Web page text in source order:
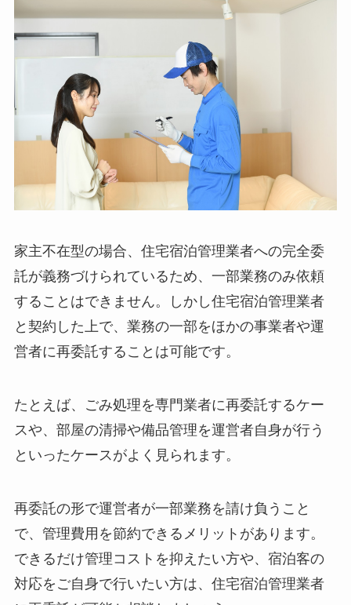
家主不在型の場合、住宅宿泊管理業者への完全委
託が義務づけられているため、一部業務のみ依頼
することはできません。しかし住宅宿泊管理業者
と契約した上で、業務の一部をほかの事業者や運
営者に再委託することは可能です。
たとえば、ごみ処理を専門業者に再委託するケー
スや、部屋の清掃や備品管理を運営者自身が行う
といったケースがよく見られます。
再委託の形で運営者が一部業務を請け負うこと
で、管理費用を節約できるメリットがあります。
できるだけ管理コストを抑えたい方や、宿泊客の
対応をご自身で行いたい方は、住宅宿泊管理業者